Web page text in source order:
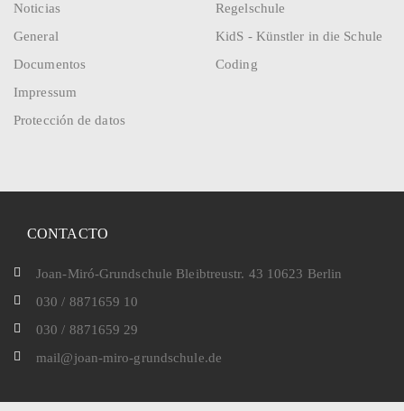
Noticias
General
Documentos
Impressum
Protección de datos
Regelschule
KidS - Künstler in die Schule
Coding
CONTACTO
Joan-Miró-Grundschule Bleibtreustr. 43 10623 Berlin
030 / 8871659 10
030 / 8871659 29
mail@joan-miro-grundschule.de